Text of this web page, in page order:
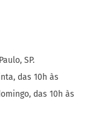
SP.
das 10h às
das 10h às